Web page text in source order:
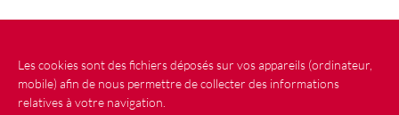
Actualités Contact Plan du site
Les cookies sont des fichiers déposés sur vos appareils (ordinateur,
mobile) afin de nous permettre de collecter des informations
relatives à votre navigation.